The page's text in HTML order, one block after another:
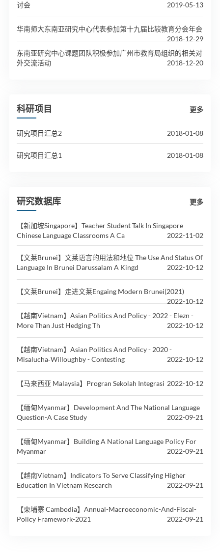
讨会
2019-05-13
华南师大东南亚研究中心代表参加第十九届比较教育分会年会
2018-12-29
东南亚研究中心课题团队积极参加广州市教育局组织的相关对
外交流活动
2018-12-20
科研项目 更多
研究项目汇总2 2018-01-08
研究项目汇总1 2018-01-08
研究数据库 更多
【新加坡Singapore】Teacher Student Talk In Singapore
Chinese Language Classrooms A Ca
2022-11-02
【文莱Brunei】文莱语言的用法和地位 The Use And Status Of
Language In Brunei Darussalam A Kingd
2022-10-12
【文莱Brunei】走进文莱Engaing Modern Brunei(2021)
2022-10-12
【越南Vietnam】Asian Politics And Policy - 2022 - Elezn -
More Than Just Hedging Th
2022-10-12
【越南Vietnam】Asian Politics And Policy - 2020 -
Misalucha‐Willoughby - Contesting
2022-10-12
【马来西亚 Malaysia】Progran Sekolah Integrasi 2022-10-12
【缅甸Myanmar】Development And The National Language
Question-A Case Study
2022-09-21
【缅甸Myanmar】Building A National Language Policy For
Myanmar
2022-09-21
【越南Vietnam】Indicators To Serve Classifying Higher
Education In Vietnam Research
2022-09-21
【柬埔寨 Cambodia】Annual-Macroeconomic-And-Fiscal-
Policy Framework-2021
2022-09-21